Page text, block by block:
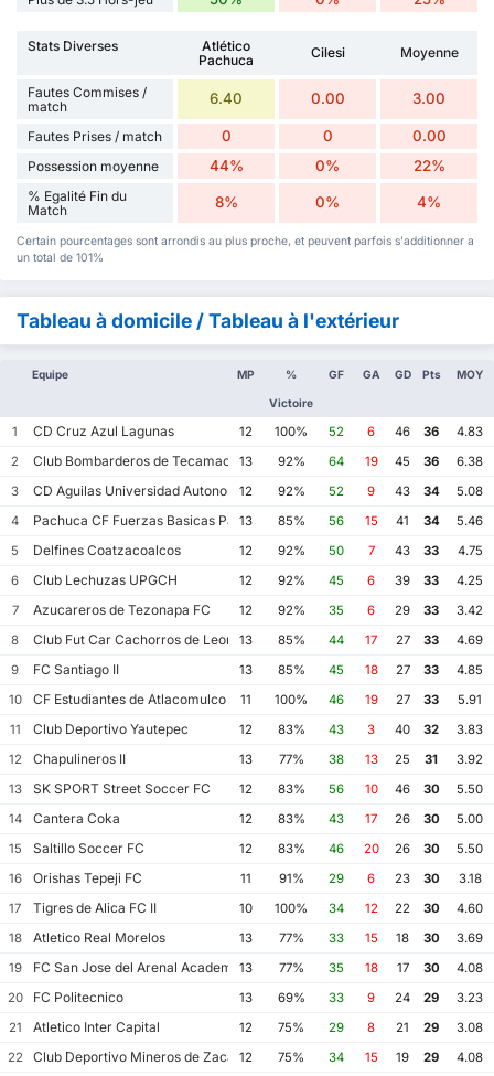
Stats Diverses
Atlético
Pachuca
Cilesi Moyenne
Fautes Commises /
match
6.40 0.00 3.00
Fautes Prises / match 0 0 0.00
Possession moyenne 44% 0% 22%
% Egalité Fin du
Match
8% 0% 4%
Certain pourcentages sont arrondis au plus proche, et peuvent parfois s'additionner a
un total de 101%
Tableau à domicile / Tableau à l'extérieur
Equipe MP %
Victoire
GF GA GD Pts MOY
1 CD Cruz Azul Lagunas 12 100% 52 6 46 36
4.83
2
Club Bombarderos de Tecamac 13 92% 64 19 45 36
6.38
3
CD Aguilas Universidad Autonoma de Guerrero
12 92% 52 9 43 34
5.08
4
Pachuca CF Fuerzas Basicas Pachuca CF III
13 85% 56 15 41 34
5.46
5
Delfines Coatzacoalcos 12 92% 50 7 43 33
4.75
6
Club Lechuzas UPGCH 12 92% 45 6 39 33
4.25
7
Azucareros de Tezonapa FC 12 92% 35 6 29 33
3.42
8
Club Fut Car Cachorros de Leon 13 85% 44 17 27 33
4.69
9
FC Santiago II 13 85% 45 18 27 33
4.85
10
CF Estudiantes de Atlacomulco 11 100% 46 19 27 33
5.91
11
Club Deportivo Yautepec 12 83% 43 3 40 32
3.83
12
Chapulineros II 13 77% 38 13 25 31
3.92
13
SK SPORT Street Soccer FC 12 83% 56 10 46 30
5.50
14
Cantera Coka 12 83% 43 17 26 30
5.00
15
Saltillo Soccer FC 12 83% 46 20 26 30
5.50
16
Orishas Tepeji FC 11 91% 29 6 23 30
3.18
17
Tigres de Alica FC II 10 100% 34 12 22 30
4.60
18
Atletico Real Morelos 13 77% 33 15 18 30
3.69
19
FC San Jose del Arenal Academia America Leyendas
13 77% 35 18 17 30
4.08
20
FC Politecnico 13 69% 33 9 24 29
3.23
21
Atletico Inter Capital 12 75% 29 8 21 29
3.08
22
Club Deportivo Mineros de Zacatecas II
12 75% 34 15 19 29
4.08